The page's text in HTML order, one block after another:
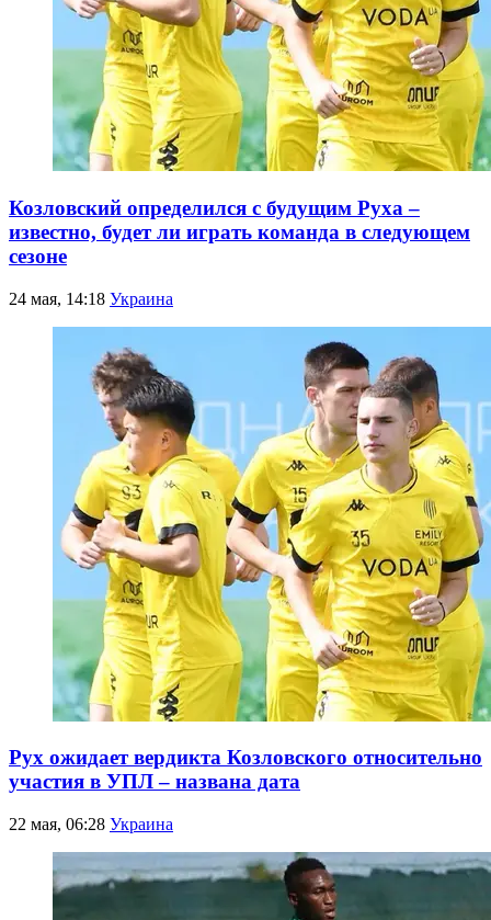
Козловский определился с будущим Руха –
известно, будет ли играть команда в следующем
сезоне
24 мая, 14:18 Украина
Рух ожидает вердикта Козловского относительно
участия в УПЛ – названа дата
22 мая, 06:28 Украина